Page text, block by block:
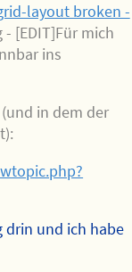
layout broken -
- [EDIT]Für mich
ins
in dem der
drin und ich habe